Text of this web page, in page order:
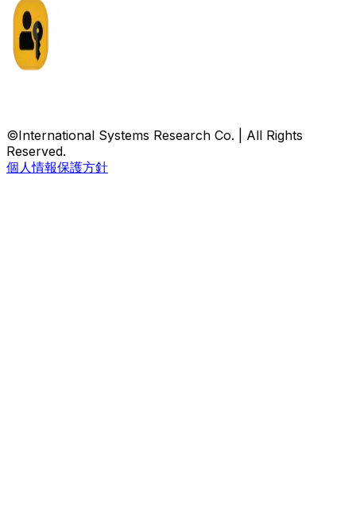
©International Systems Research Co. | All Rights
Reserved.
個人情報保護方針